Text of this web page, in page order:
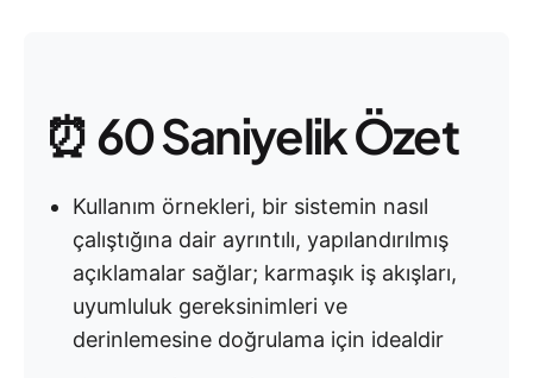
⏰ 60 Saniyelik Özet
Kullanım örnekleri, bir sistemin nasıl
çalıştığına dair ayrıntılı, yapılandırılmış
açıklamalar sağlar; karmaşık iş akışları,
uyumluluk gereksinimleri ve
derinlemesine doğrulama için idealdir